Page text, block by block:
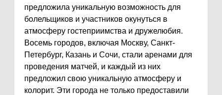
предложила уникальную возможность для
болельщиков и участников окунуться в
атмосферу гостеприимства и дружелюбия.
Восемь городов, включая Москву, Санкт-
Петербург, Казань и Сочи, стали аренами для
проведения матчей, и каждый из них
предложил свою уникальную атмосферу и
колорит. Эти города не только предоставили